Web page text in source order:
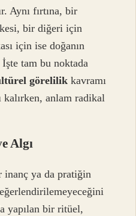
Aynı fırtına, bir
bir diğeri için
için ise doğanın
tam bu noktada
görelilik kavramı
anlam radikal
Algı
ya da pratiğin
yapılan bir ritüel,